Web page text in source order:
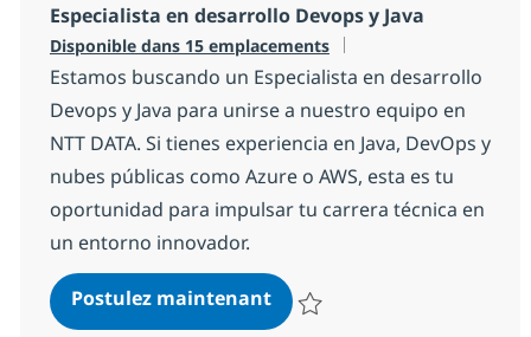
Especialista en desarrollo Devops y Java
Disponible dans 15 emplacements
Estamos buscando un Especialista en desarrollo
Devops y Java para unirse a nuestro equipo en
NTT DATA. Si tienes experiencia en Java, DevOps y
nubes públicas como Azure o AWS, esta es tu
oportunidad para impulsar tu carrera técnica en
un entorno innovador.
Postulez maintenantEspecialista en desarrollo